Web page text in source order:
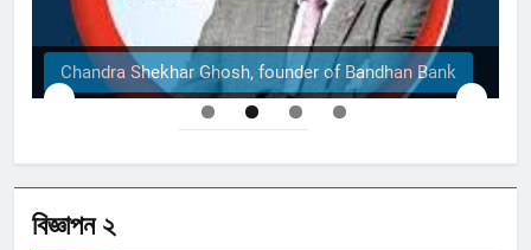
The Structural Engineers Ltd | Dhaka
বিজ্ঞাপন ২